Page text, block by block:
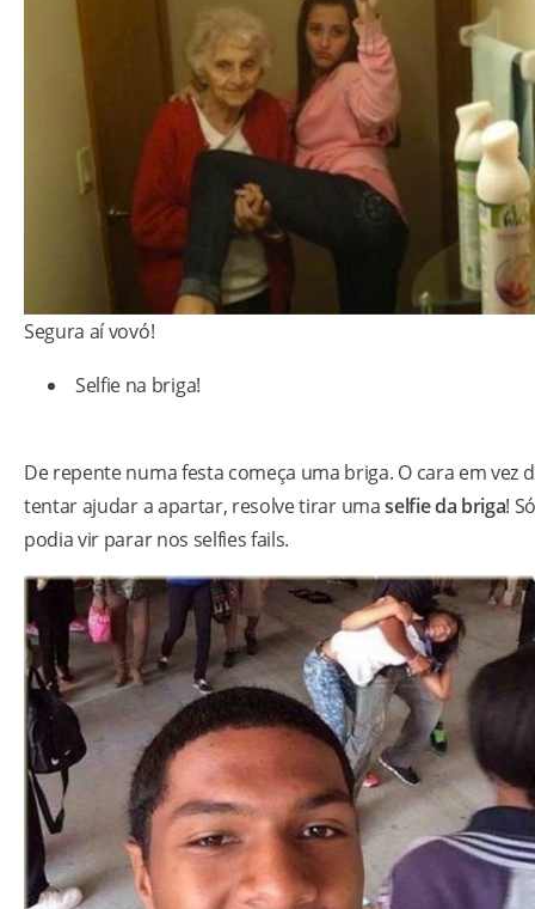
Segura aí vovó!
Selfie na briga!
De repente numa festa começa uma briga. O cara em vez
tentar ajudar a apartar, resolve tirar umaselfie da briga!
podia vir parar nos selfies fails.